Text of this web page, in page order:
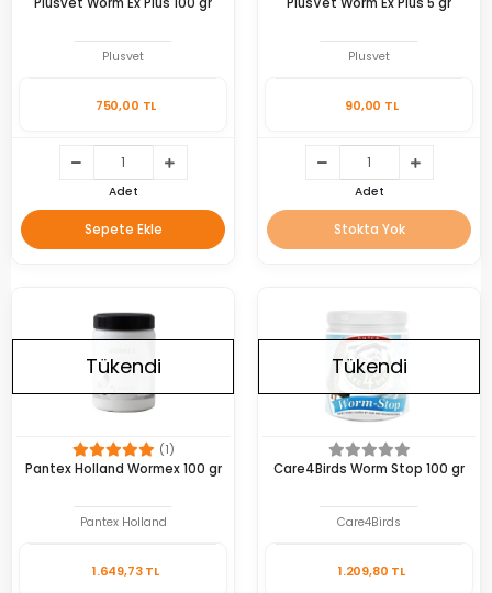
Plusvet
750,00 TL
Adet
Sepete Ekle
Plusvet
90,00 TL
Adet
Stokta Yok
Tükendi
(1)
Pantex Holland Wormex 100 gr
Pantex Holland
1.649,73 TL
Tükendi
Care4Birds Worm Stop 100 gr
Care4Birds
1.209,80 TL